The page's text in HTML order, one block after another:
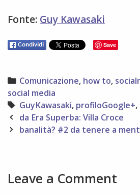
Fonte: Guy Kawasaki
Save
Categories
Comunicazione, how to,
social media
Tags
GuyKawasaki, profiloGoogle+,
Post
navigation
da Era Superba: Villa Croce
banalità? #2 da tenere a
Leave a Comment